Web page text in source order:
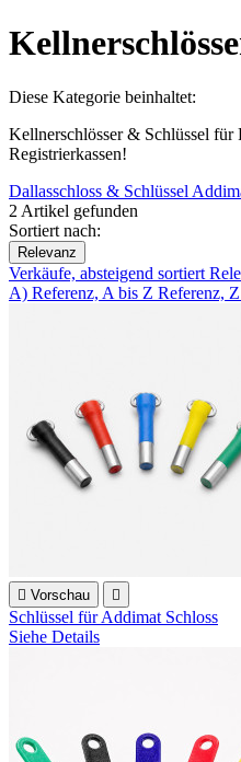
Diese Kategorie beinhaltet:
Kellnerschlösser & Schlüssel für
Registrierkassen!
Dallasschloss & Schlüssel
2 Artikel gefunden
Sortiert nach:
Relevanz
Verkäufe, absteigend sortiert
A) Referenz, A bis Z Referenz,
 Vorschau 
Schlüssel für Addimat Schloss
Siehe Details